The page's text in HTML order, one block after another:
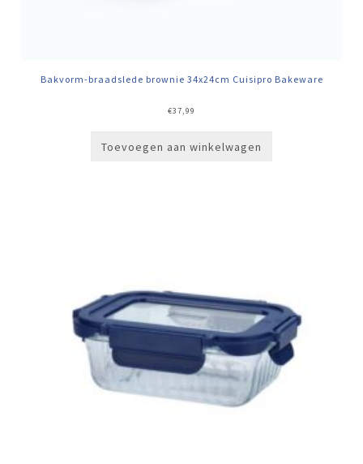
Bakvorm-braadslede brownie 34x24cm Cuisipro Bakeware
€37,99
Toevoegen aan winkelwagen